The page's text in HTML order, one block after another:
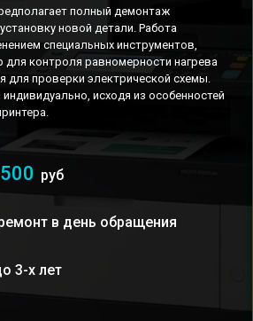
полный демонтаж
новой детали. Работа
специальных инструментов,
для контроля равномерности нагрева
для проверки электрической схемы.
исходя из особенностей
руб
в день обращения
3-х лет